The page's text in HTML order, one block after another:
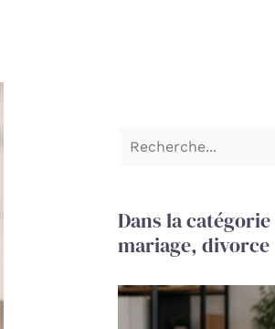
Dans la
mariage, divorce